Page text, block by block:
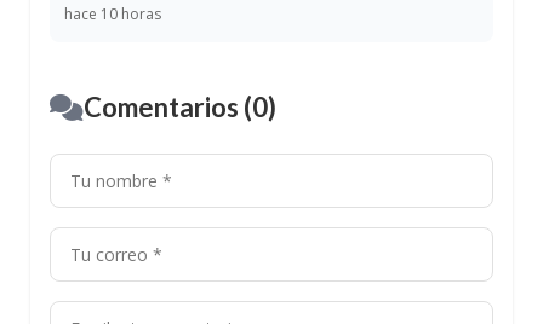
hace 10 horas
Comentarios (0)